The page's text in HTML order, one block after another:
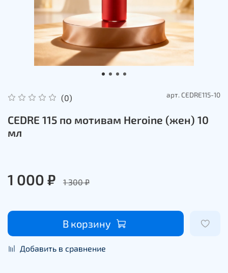
(0) арт. CEDRE115-10
CEDRE 115 по мотивам Heroine (жен) 10
мл
1 000 ₽ 1 300 ₽
В корзину
Добавить в сравнение